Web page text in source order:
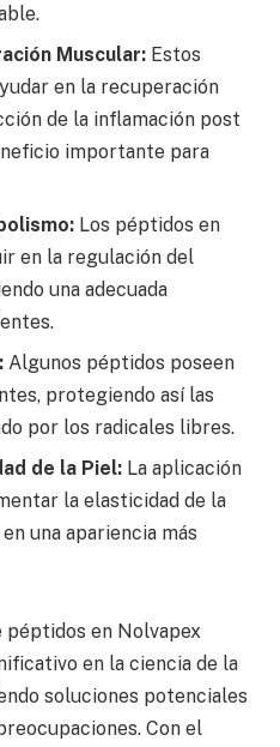
Muscular: Estos
en la recuperación
de la inflamación post
importante para
Los péptidos en
en la regulación del
una adecuada
Algunos péptidos poseen
protegiendo así las
por los radicales libres.
de la Piel: La aplicación
la elasticidad de la
una apariencia más
péptidos en Nolvapex
en la ciencia de la
soluciones potenciales
Con el